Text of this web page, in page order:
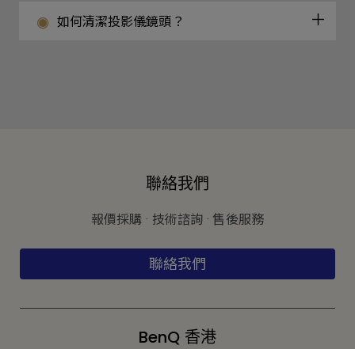
如何清潔投影儀鏡頭？
聯絡我們
報價採購 · 技術諮詢 · 售後服務
聯絡我們
BenQ 香港